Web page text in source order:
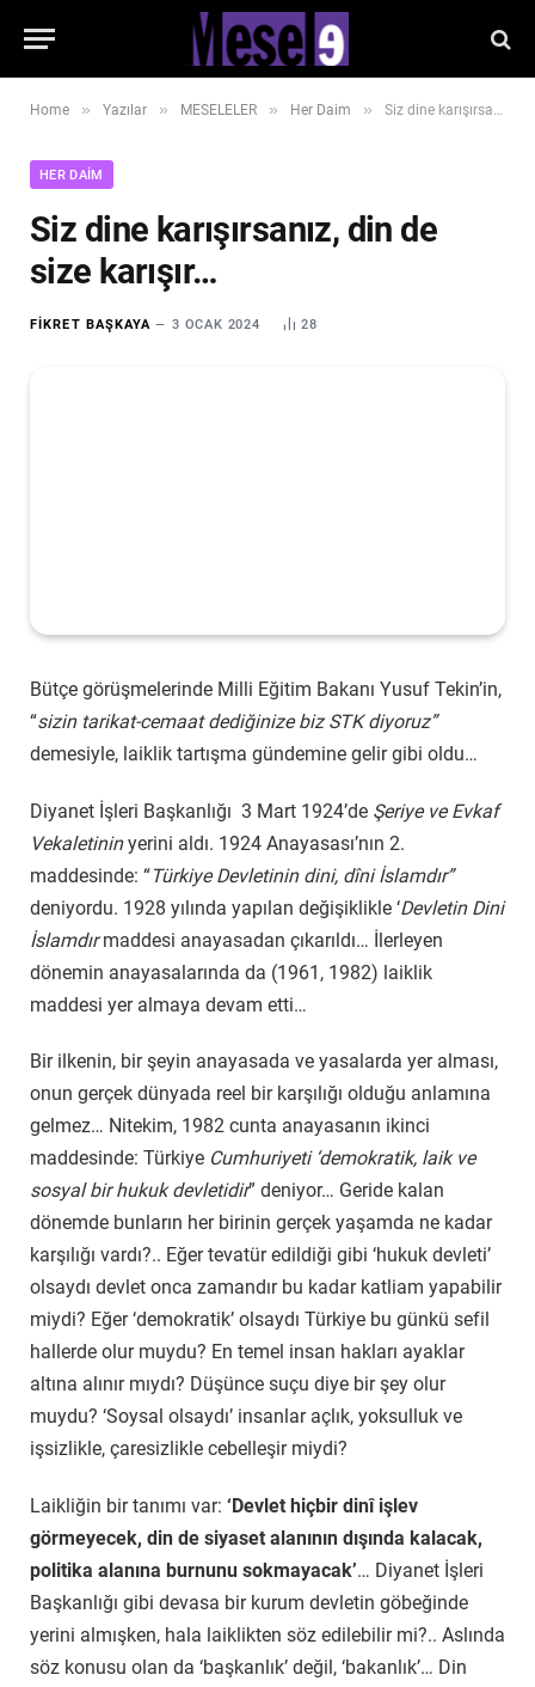
Home » Yazılar » MESELELER » Her Daim » Siz dine karışırsanız, din de size karışır…
HER DAIM
Siz dine karışırsanız, din de
size karışır…
FIKRET BAŞKAYA 3 OCAK 2024 28
Bütçe görüşmelerinde Milli Eğitim Bakanı Yusuf Tekin’in,
“sizin tarikat-cemaat dediğinize biz STK diyoruz”
demesiyle, laiklik tartışma gündemine gelir gibi oldu…
Diyanet İşleri Başkanlığı 3 Mart 1924’de Şeriye ve Evkaf
Vekaletininyerini aldı. 1924 Anayasası’nın 2.
maddesinde: “Türkiye Devletinin dini, dîni İslamdır”
deniyordu. 1928 yılında yapılan değişiklikle ‘Devletin Dini
İslamdırmaddesi anayasadan çıkarıldı… İlerleyen
dönemin anayasalarında da (1961, 1982) laiklik
maddesi yer almaya devam etti…
Bir ilkenin, bir şeyin anayasada ve yasalarda yer alması,
onun gerçek dünyada reel bir karşılığı olduğu anlamına
gelmez… Nitekim, 1982 cunta anayasanın ikinci
maddesinde: Türkiye Cumhuriyeti ‘demokratik, laik ve
sosyal bir hukuk devletidir” deniyor… Geride kalan
dönemde bunların her birinin gerçek yaşamda ne kadar
karşılığı vardı?.. Eğer tevatür edildiği gibi ‘hukuk devleti’
olsaydı devlet onca zamandır bu kadar katliam yapabilir
miydi? Eğer ‘demokratik’ olsaydı Türkiye bu günkü sefil
hallerde olur muydu? En temel insan hakları ayaklar
altına alınır mıydı? Düşünce suçu diye bir şey olur
muydu? ‘Soysal olsaydı’ insanlar açlık, yoksulluk ve
işsizlikle, çaresizlikle cebelleşir miydi?
Laikliğin bir tanımı var: ‘Devlet hiçbir dinî işlev
görmeyecek, din de siyaset alanının dışında kalacak,
politika alanına burnunu sokmayacak’… Diyanet İşleri
Başkanlığı gibi devasa bir kurum devletin göbeğinde
yerini almışken, hala laiklikten söz edilebilir mi?.. Aslında
söz konusu olan da ‘başkanlık’ değil, ‘bakanlık’… Din